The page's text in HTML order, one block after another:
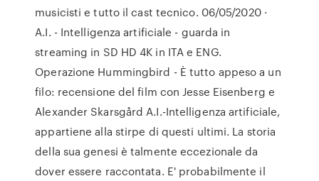
musicisti e tutto il cast tecnico. 06/05/2020 ·
A.I. - Intelligenza artificiale - guarda in
streaming in SD HD 4K in ITA e ENG.
Operazione Hummingbird - È tutto appeso a un
filo: recensione del film con Jesse Eisenberg e
Alexander Skarsgård A.I.-Intelligenza artificiale,
appartiene alla stirpe di questi ultimi. La storia
della sua genesi è talmente eccezionale da
dover essere raccontata. E' probabilmente il